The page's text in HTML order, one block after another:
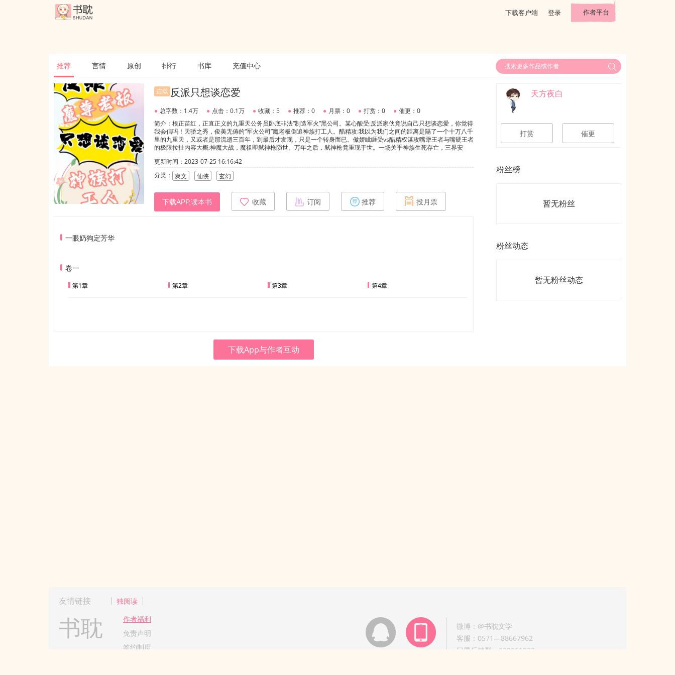
下载客户端 登录 作者平台
推荐 言情 原创 排行 书库 充值中心
连载 反派只想谈恋爱
● 总字数：1.4万 ● 点击：0.1万 ● 收藏：5 ● 推荐：0 ● 月票：0 ● 打赏：0 ● 催更：0
简介：根正苗红，正直正义的九重天公务员卧底非法“制造军火”黑公司。某心酸受:反派家伙竟说自己只想谈恋爱，你觉得
我会信吗！天骄之秀，俊美无俦的“军火公司”魔老板倒追神族打工人。醋精攻:我以为我们之间的距离是隔了一个十万八千
里的九重天，又或者是那流逝三百年，到最后才发现，只是一个转身而已。傲娇眦睚受vs醋精权谋攻嘴犟王者与嘴硬王者
的极限拉扯内容大概:神魔大战，魔祖即弑神枪陨世。万年之后，弑神枪竟重现于世。一场关乎神族生死存亡，三界安
息岛寻找弑神枪的下落，一次谈话，一次露脸，一次任务，司南逸竟意外深得反派大boss侯雁琛的欢心，且对司南逸展
开了猛烈的攻式。+++是鬼亦是魔的反派大boss？持有弑神枪是否意图为祸天下苍生的大boss，是一时兴起，一时的玩
乐，一时的冲动。还是实打实存在着亵读神仙的想法?一场双高智商的极限拉扯和八百个心眼子的较量的故事就此展开。
你！而那一天，昏迷过去的司南逸，嘴里不断喊着另外一个男人名字……足足三百遍……侯雁琛眼眶通红搂紧了他，回答了
足足三百遍。
更新时间：2023-07-25 16:16:42
分类： 爽文 仙侠 玄幻
下载APP,读本书 收藏 订阅 推荐 投月票
一眼奶狗定芳华
卷一
第1章 第2章 第3章 第4章
下载App与作者互动
天方夜白
打赏 催更
粉丝榜
暂无粉丝
粉丝动态
暂无粉丝动态
友情链接 独阅读
书耽
作者福利
免责声明
签约制度
微博：@书耽文学
客服：0571—88667962
问题反馈群：630611933